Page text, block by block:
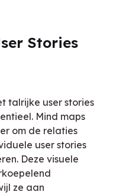
Stories
talrijke user stories
Mind maps
om de relaties
user stories
Deze visuele
ze aan